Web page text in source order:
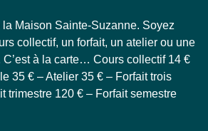
Maison Sainte-Suzanne. Soyez
collectif, un forfait, un atelier ou une
à la carte… Cours collectif 14 €
35 € – Atelier 35 € – Forfait trois
trimestre 120 € – Forfait semestre